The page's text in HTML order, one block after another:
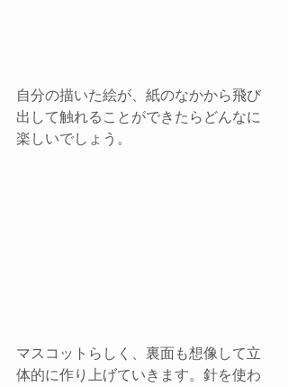
自分の描いた絵が、紙のなかから飛び
出して触れることができたらどんなに
楽しいでしょう。
マスコットらしく、裏面も想像して立
体的に作り上げていきます。​針を使わ